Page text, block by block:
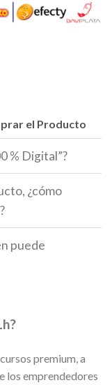
el Producto
% Digital”?
¿cómo
puede
premium, a
los emprendedores